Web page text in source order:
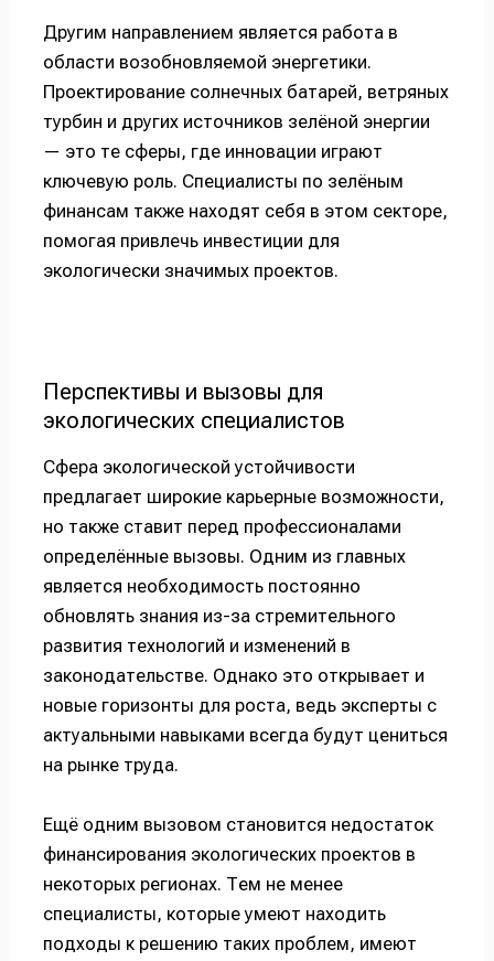
Другим направлением является работа в
области возобновляемой энергетики.
Проектирование солнечных батарей, ветряных
турбин и других источников зелёной энергии
— это те сферы, где инновации играют
ключевую роль. Специалисты по зелёным
финансам также находят себя в этом секторе,
помогая привлечь инвестиции для
экологически значимых проектов.
Перспективы и вызовы для
экологических специалистов
Сфера экологической устойчивости
предлагает широкие карьерные возможности,
но также ставит перед профессионалами
определённые вызовы. Одним из главных
является необходимость постоянно
обновлять знания из-за стремительного
развития технологий и изменений в
законодательстве. Однако это открывает и
новые горизонты для роста, ведь эксперты с
актуальными навыками всегда будут цениться
на рынке труда.
Ещё одним вызовом становится недостаток
финансирования экологических проектов в
некоторых регионах. Тем не менее
специалисты, которые умеют находить
подходы к решению таких проблем, имеют